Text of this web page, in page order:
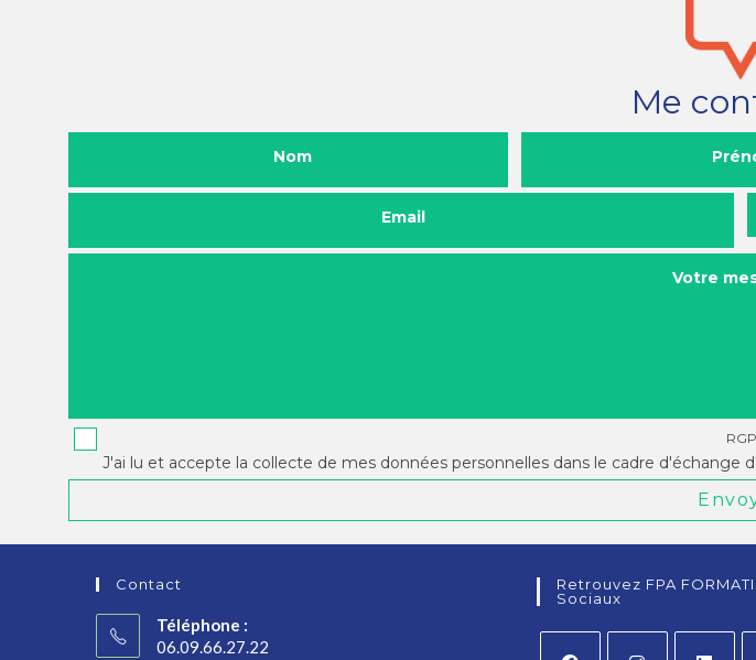
Me
Nom
Email
Votre
J'ai lu et accepte la collecte de mes données personnelles dans le cadre
Contact
Téléphone :
06.09.66.27.22
Retrouvez FPA
Sociaux